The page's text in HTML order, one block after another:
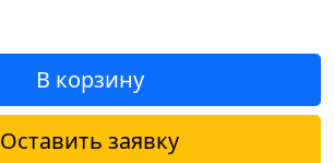
В корзину
Оставить заявку